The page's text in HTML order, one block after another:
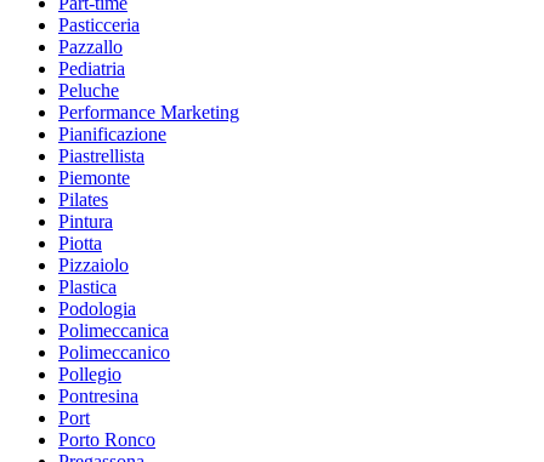
Pasticceria
Pazzallo
Pediatria
Peluche
Performance Marketing
Pianificazione
Piastrellista
Piemonte
Pilates
Pintura
Piotta
Pizzaiolo
Plastica
Podologia
Polimeccanica
Polimeccanico
Pollegio
Pontresina
Port
Porto Ronco